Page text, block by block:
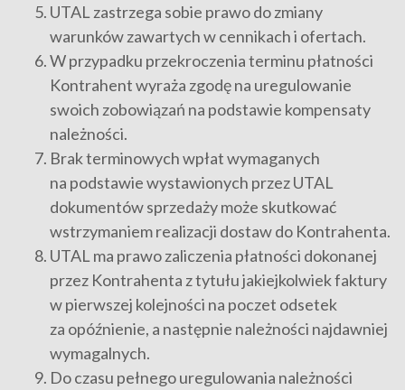
UTAL zastrzega sobie prawo do zmiany
warunków zawartych w cennikach i ofertach.
W przypadku przekroczenia terminu płatności
Kontrahent wyraża zgodę na uregulowanie
swoich zobowiązań na podstawie kompensaty
należności.
Brak terminowych wpłat wymaganych
na podstawie wystawionych przez UTAL
dokumentów sprzedaży może skutkować
wstrzymaniem realizacji dostaw do Kontrahenta.
UTAL ma prawo zaliczenia płatności dokonanej
przez Kontrahenta z tytułu jakiejkolwiek faktury
w pierwszej kolejności na poczet odsetek
za opóźnienie, a następnie należności najdawniej
wymagalnych.
Do czasu pełnego uregulowania należności